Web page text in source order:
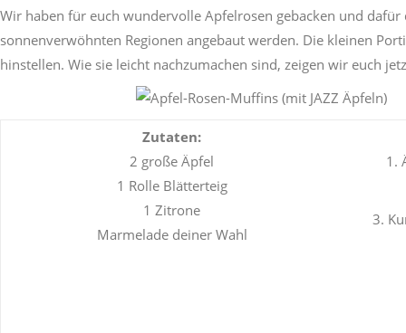
Wir haben für euch wundervolle Apfelrosen gebacken und
sonnenverwöhnten Regionen angebaut werden. Die kleinen
hinstellen. Wie sie leicht nachzumachen sind, zeigen wir euch
Zutaten:
2 große Äpfel
1 Rolle Blätterteig
1 Zitrone
Marmelade deiner Wahl
1.
3.